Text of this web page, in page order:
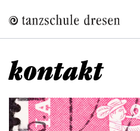
zum
Inhalt
kontakt
Bild